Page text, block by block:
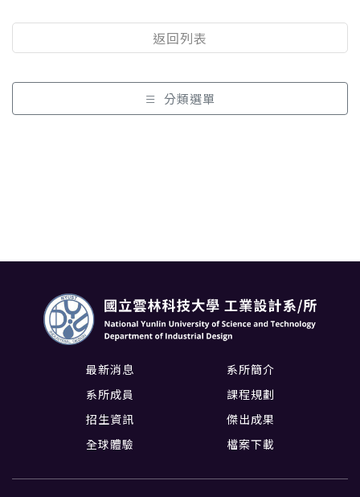
分類選單
返回列表
最新消息
系所簡介
系所成員
課程規劃
招生資訊
傑出成果
全球體驗
檔案下載